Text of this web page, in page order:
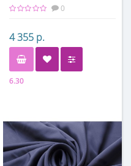
оттенка
0
4 355 р.
6.30